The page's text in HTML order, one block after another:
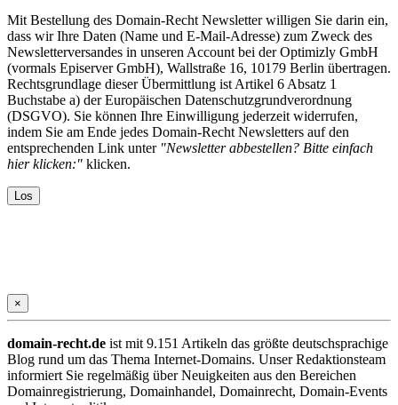
Mit Bestellung des Domain-Recht Newsletter willigen Sie darin ein,
dass wir Ihre Daten (Name und E-Mail-Adresse) zum Zweck des
Newsletterversandes in unseren Account bei der Optimizly GmbH
(vormals Episerver GmbH), Wallstraße 16, 10179 Berlin übertragen.
Rechtsgrundlage dieser Übermittlung ist Artikel 6 Absatz 1
Buchstabe a) der Europäischen Datenschutzgrundverordnung
(DSGVO). Sie können Ihre Einwilligung jederzeit widerrufen,
indem Sie am Ende jedes Domain-Recht Newsletters auf den
entsprechenden Link unter "Newsletter abbestellen? Bitte einfach
hier klicken:" klicken.
×
domain-recht.de ist mit 9.151 Artikeln das größte deutschsprachige
Blog rund um das Thema Internet-Domains. Unser Redaktionsteam
informiert Sie regelmäßig über Neuigkeiten aus den Bereichen
Domainregistrierung, Domainhandel, Domainrecht, Domain-Events